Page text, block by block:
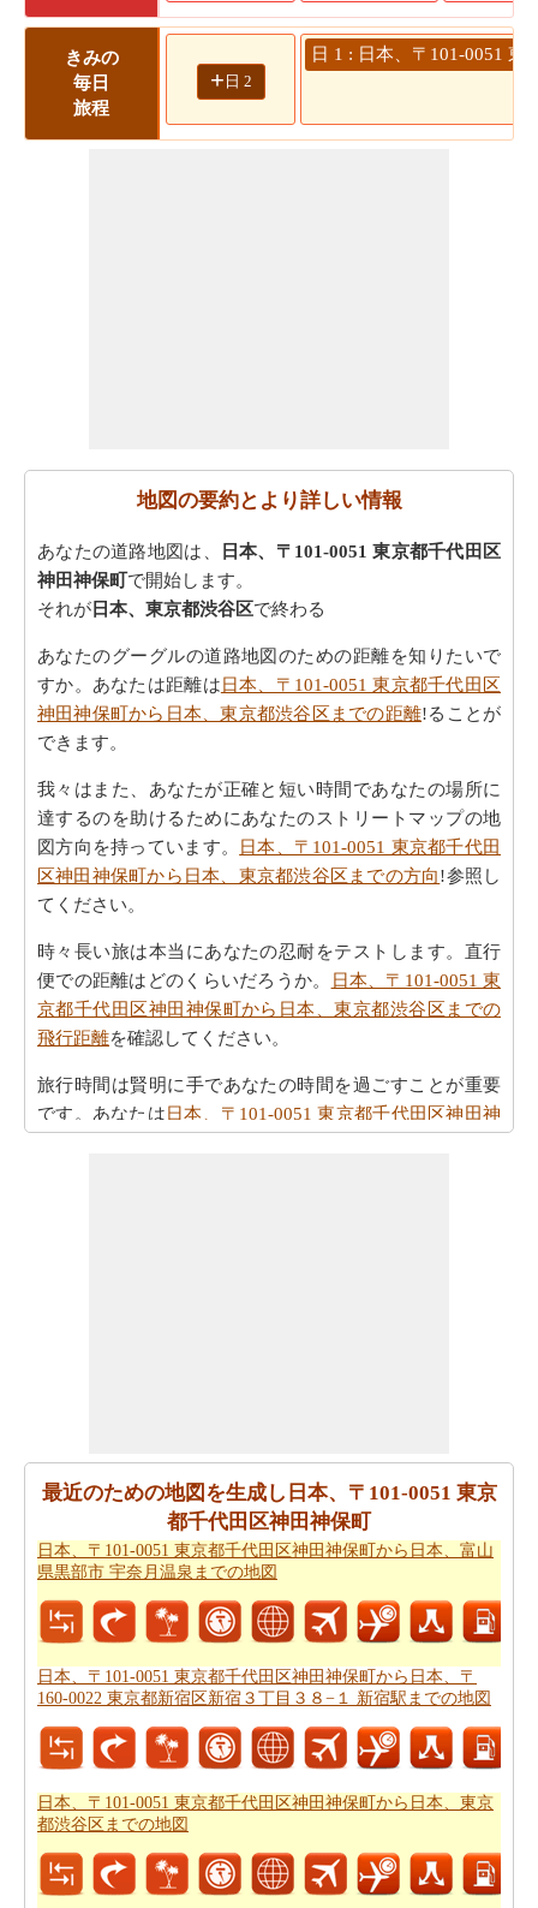
きみの
毎日
旅程
+ 日 2
日 1 : 日本、〒101-0051 東
地図の要約とより詳しい情報
あなたの道路地図は、
日本、〒101-0051 東京都千代田区
神田神保町で開始します。
それが 日本、東京都渋谷区で終わる
あなたのグーグルの道路地図のための距離を知りたいで
すか。あなたは距離は日本、〒101-0051 東京都千代田区
神田神保町から日本、東京都渋谷区までの距離!ることが
できます。
我々はまた、あなたが正確と短い時間であなたの場所に
達するのを助けるためにあなたのストリートマップの地
図方向を持っています。
日本、〒101-0051 東京都千代田
区神田神保町から日本、東京都渋谷区までの方向!参照し
てください。
時々長い旅は本当にあなたの忍耐をテストします。直行
便での距離はどのくらいだろうか。
日本、〒101-0051 東
京都千代田区神田神保町から日本、東京都渋谷区までの
飛行距離を確認してください。
旅行時間は賢明に手であなたの時間を過ごすことが重要
です。あなたは日本、〒101-0051 東京都千代田区神田神
自分がより良い日本、〒101-0051 東京都千代田区神田神
保町から日本、東京都渋谷区までのあなたの旅行を計画
するのに役立ちます。
あなたはそれが確からしいの停止ポイントとあなたの旅
の途中でポイントを与えマップたいですか。日本、〒
101-0051 東京都千代田区神田神保町から日本、東京都渋
とをお勧めします。
あなたは旅行のための旅行費用計算機を探しています
か。あなたは日本、〒101-0051 東京都千代田区神田神保
町から日本、東京都渋谷区までの旅行の費用を見つける
ことができます。
最近のための地図を生成し日本、〒101-0051 東京
都千代田区神田神保町
日本、〒101-0051 東京都千代田区神田神保町から日本、富山
県黒部市 宇奈月温泉までの地図
日本、〒101-0051 東京都千代田区神田神保町から日本、〒
160-0022 東京都新宿区新宿３丁目３８−１ 新宿駅までの地図
日本、〒101-0051 東京都千代田区神田神保町から日本、東京
都渋谷区までの地図